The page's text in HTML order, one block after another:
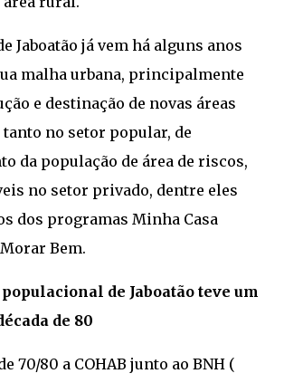
Jaboatão já vem há alguns anos
malha urbana, principalmente
e destinação de novas áreas
no setor popular, de
da população de área de riscos,
no setor privado, dentre eles
dos programas Minha Casa
Bem.
de Jaboatão teve um
de 80
70/80 a COHAB junto ao BNH (